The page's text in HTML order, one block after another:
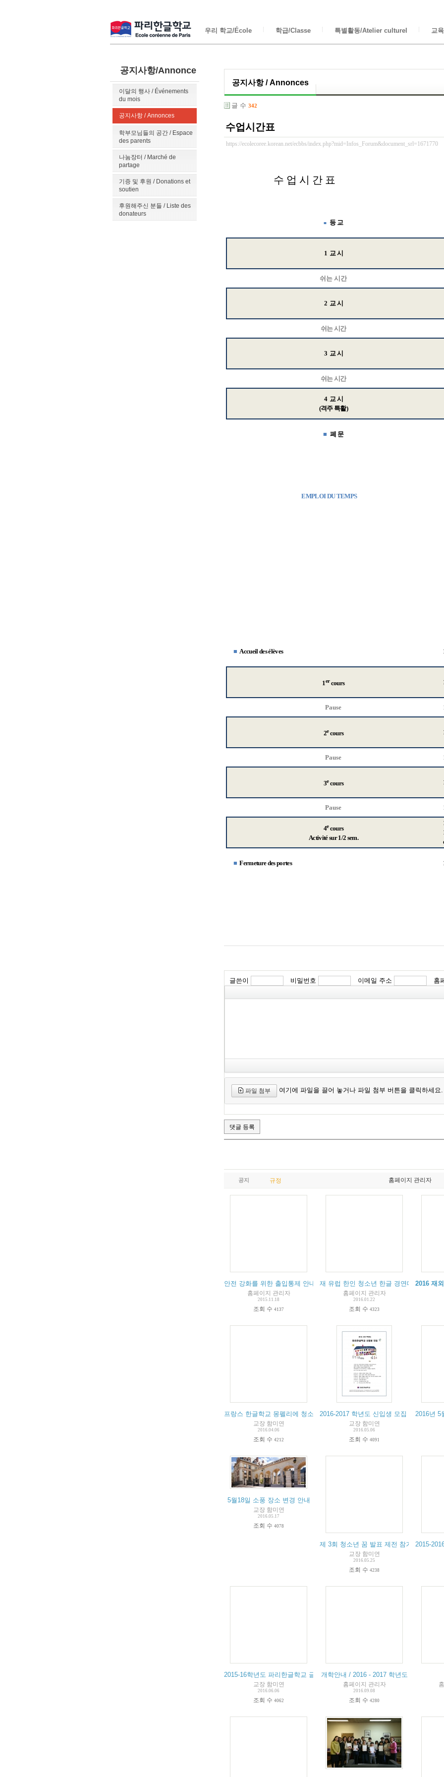
우리 학교/École 학급/Classe 특별활동/Atelier culturel 교
공지사항/Annonce
이달의 행사 / Événements
du mois
공지사항 / Annonces
학부모님들의 공간 / Espace
des parents
나눔장터 / Marché de
partage
기증 및 후원 / Donations et
soutien
후원해주신 분들 / Liste des
donateurs
공지사항 / Annonces
글 수 342
수업시간표
https://ecolecoree.korean.net/ecbbs/index.php?mid=Infos_Forum&document_srl=1671770
수 업 시 간 표
■ 등 교
1 교 시
쉬는 시간
2 교 시
쉬는 시간
3 교 시
쉬는 시간
4 교 시
(격주 특활)
■ 폐 문
EMPLOI DU TEMPS
■ Accueil desélèves
1ercours
Pause
2ecours
Pause
3ecours
Pause
4ecours
Activitésur 1/2 sem.
■ Fermeture des portes
글쓴이 비밀번호 이메일 주소 홈
파일 첨부 여기에 파일을 끌어 놓거나 파일 첨부 버튼을 클릭하세요.
공지 규정 홈페이지 관리자
안전 강화를 위한 출입통제 안내
홈페이지 관리자
2015.11.18
조회 수 4137
재 유럽 한인 청소년 한글 경연대회 수상을
홈페이지 관리자
2016.01.22
조회 수 4323
2016 재
프랑스 한글학교 몽펠리에 청소년캠프
교장 함미연
2016.04.06
조회 수 4212
2016-2017 학년도 신입생 모집 안내
교장 함미연
2016.05.06
조회 수 4091
2016년 5
5월18일 소풍 장소 변경 안내
교장 함미연
2016.05.17
조회 수 4078
제 3회 청소년 꿈 발표 제전 참가 안내
교장 함미연
2016.05.25
조회 수 4238
2015-
2015-16학년도 파리한글학교 글짓기 대회 수상자 명단
교장 함미연
2016.06.06
조회 수 4062
개학안내 / 2016 - 2017 학년도
홈페이지 관리자
2016.09.08
조회 수 4280